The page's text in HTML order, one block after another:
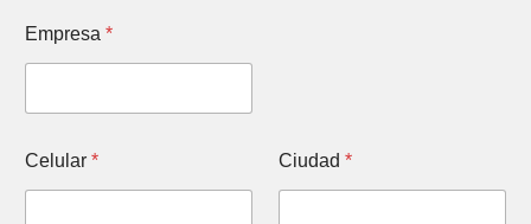
*Empresa *
Celular * Ciudad *